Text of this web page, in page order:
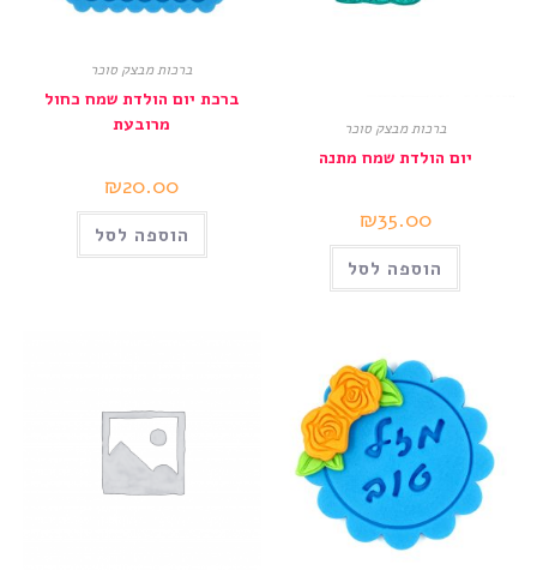
ברכות מבצק סוכר
יום הולדת שמח מתנה
₪35.00
הוספה לסל
ברכות מבצק סוכר
ברכת יום הולדת שמח כחול
מרובעת
₪20.00
הוספה לסל